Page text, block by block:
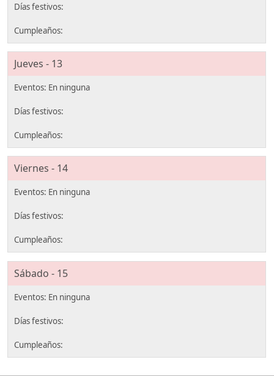
Jueves - 13
Viernes - 14
Sábado - 15